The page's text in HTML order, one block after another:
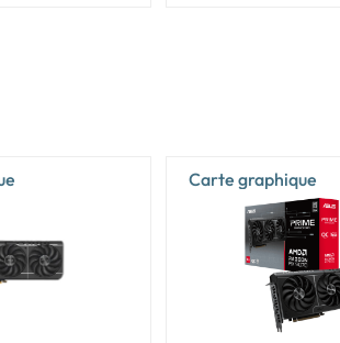
Carte graphique